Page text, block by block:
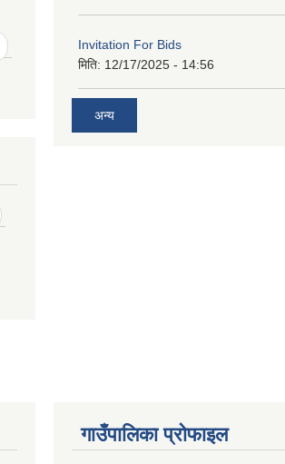
Invitation For Bids
मिति: 12/17/2025 - 14:56
अन्य
गाउँपालिका प्रोफाइल